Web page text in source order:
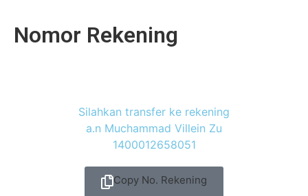
Nomor Rekening
Silahkan transfer ke rekening
a.n Muchammad Villein Zu
1400012658051
Copy No. Rekening